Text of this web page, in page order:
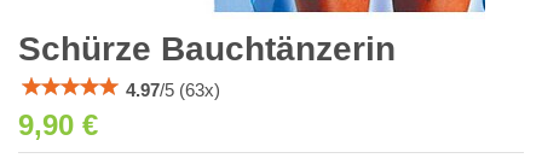
Schürze Bauchtänzerin
4.97/5 (63x)
9,90 €